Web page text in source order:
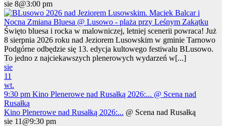
sie 8@3:00 pm
Święto bluesa i rocka w malowniczej, letniej scenerii powraca! Już
8 sierpnia 2026 roku nad Jeziorem Lusowskim w gminie Tarnowo
Podgórne odbędzie się 13. edycja kultowego festiwalu BLusowo.
To jedno z najciekawszych plenerowych wydarzeń w[...]
sie
11
wt.
9:30 pm Kino Plenerowe nad Rusałką 2026:... @ Scena nad
Rusałką
Kino Plenerowe nad Rusałką 2026:... @ Scena nad Rusałką
sie 11@9:30 pm